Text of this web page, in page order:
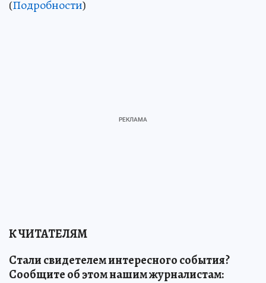
(Подробности)
К ЧИТАТЕЛЯМ
Стали свидетелем интересного события?
Сообщите об этом нашим журналистам: